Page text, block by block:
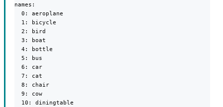
names:
  0: aeroplane
  1: bicycle
  2: bird
  3: boat
  4: bottle
  5: bus
  6: car
  7: cat
  8: chair
  9: cow
  10: diningtable